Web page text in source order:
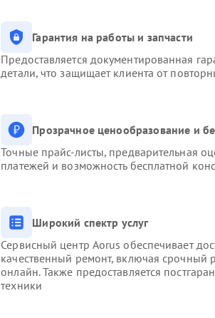
Гарантия на работы и запчасти
Предоставляется документированная
детали, что защищает клиента от
Прозрачное ценообразование и
Точные прайс-листы, предварительная
платежей и возможность бесплатной
Широкий спектр услуг
Сервисный центр Aorus обеспечивает
качественный ремонт, включая срочный
онлайн. Также предоставляется
техники